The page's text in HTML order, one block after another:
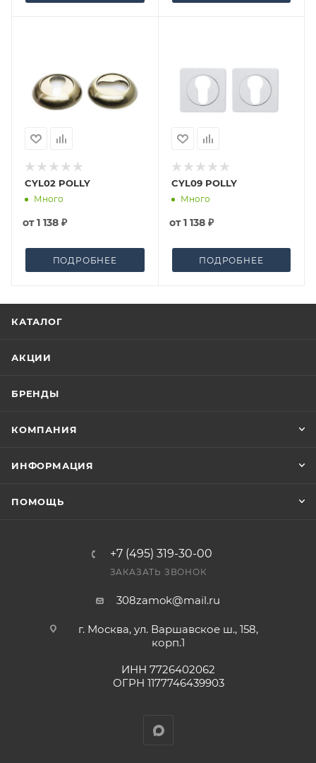
CYL02 POLLY
Много
от1 138 ₽
ПОДРОБНЕЕ
CYL09 POLLY
Много
от1 138 ₽
ПОДРОБНЕЕ
КАТАЛОГ
АКЦИИ
БРЕНДЫ
КОМПАНИЯ
ИНФОРМАЦИЯ
ПОМОЩЬ
+7 (495) 319-30-00
ЗАКАЗАТЬ ЗВОНОК
308zamok@mail.ru
г. Москва, ул. Варшавское ш., 158,
корп.1
ИНН 7726402062
ОГРН 1177746439903